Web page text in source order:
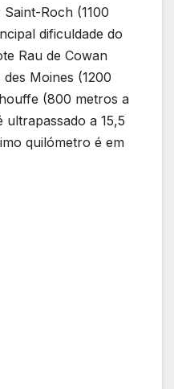
Roch (1100
dificuldade do
Rau de Cowan
Moines (1200
(800 metros a
a 15,5
quilómetro é em